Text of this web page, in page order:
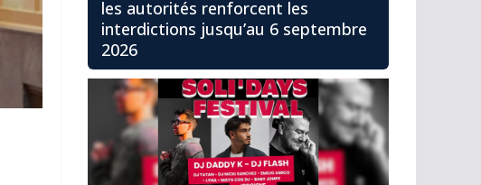
les autorités renforcent les
interdictions jusqu’au 6 septembre
2026